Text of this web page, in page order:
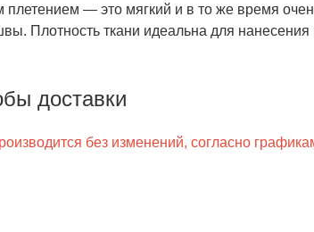
— это мягкий и в то же время
Плотность ткани идеальна для нанесения
доставки
без изменений, согласно